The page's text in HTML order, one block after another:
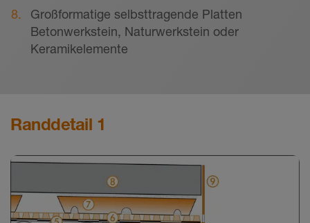
Großformatige selbsttragende Platten
Betonwerkstein, Naturwerkstein oder
Keramikelemente
Randdetail 1